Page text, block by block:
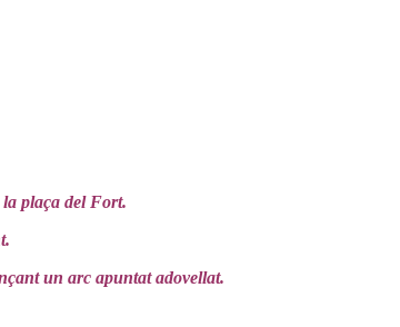
plaça del Fort.
un arc apuntat adovellat.